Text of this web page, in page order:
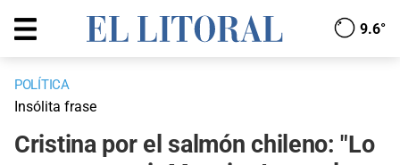
9.6°
POLÍTICA
Insólita frase
Cristina por el salmón chileno: "Lo